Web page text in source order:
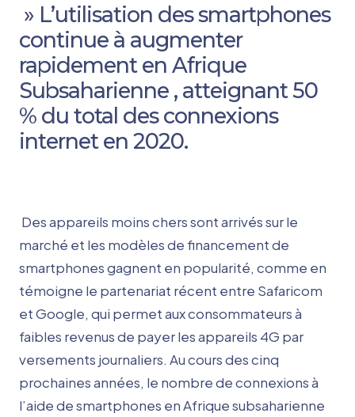
» L’utilisation des smartphones
continue à augmenter
rapidement en Afrique
Subsaharienne , atteignant 50
% du total des connexions
internet en 2020.
Des appareils moins chers sont arrivés sur le
marché et les modèles de financement de
smartphones gagnent en popularité, comme en
témoigne le partenariat récent entre Safaricom
et Google, qui permet aux consommateurs à
faibles revenus de payer les appareils 4G par
versements journaliers. Au cours des cinq
prochaines années, le nombre de connexions à
l’aide de smartphones en Afrique subsaharienne